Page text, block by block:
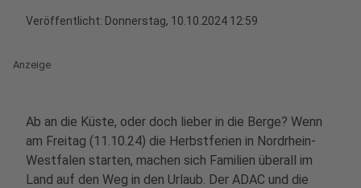
Veröffentlicht: Donnerstag, 10.10.2024 12:59
Anzeige
Ab an die Küste, oder doch lieber in die Berge? Wenn
am Freitag (11.10.24) die Herbstferien in Nordrhein-
Westfalen starten, machen sich Familien überall im
Land auf den Weg in den Urlaub. Der ADAC und die